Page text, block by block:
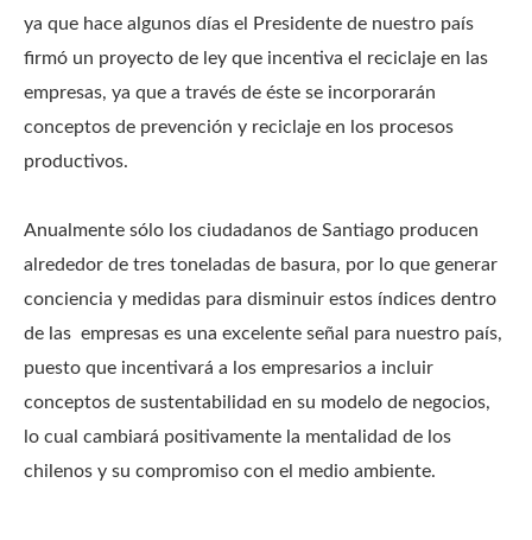
ya que hace algunos días el Presidente de nuestro país
firmó un proyecto de ley que incentiva el reciclaje en las
empresas, ya que a través de éste se incorporarán
conceptos de prevención y reciclaje en los procesos
productivos.
Anualmente sólo los ciudadanos de Santiago producen
alrededor de tres toneladas de basura, por lo que generar
conciencia y medidas para disminuir estos índices dentro
de las empresas es una excelente señal para nuestro país,
puesto que incentivará a los empresarios a incluir
conceptos de sustentabilidad en su modelo de negocios,
lo cual cambiará positivamente la mentalidad de los
chilenos y su compromiso con el medio ambiente.